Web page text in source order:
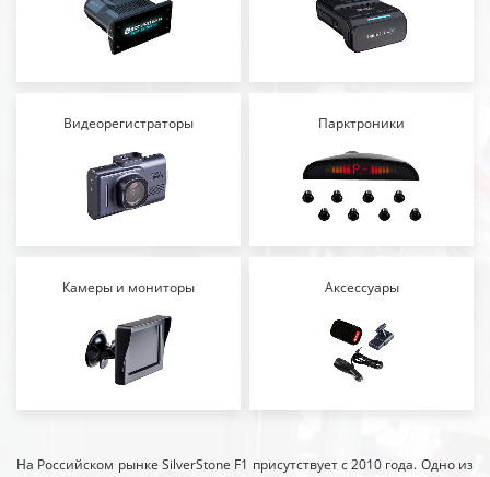
Видеорегистраторы Парктроники
Камеры и мониторы Аксессуары
На Российском рынке SilverStone F1 присутствует с 2010 года. Одно из